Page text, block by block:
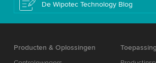
De Wipotec Technology Blog
Producten & Oplossingen